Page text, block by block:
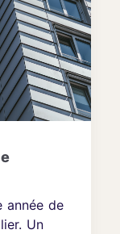
année de
Un